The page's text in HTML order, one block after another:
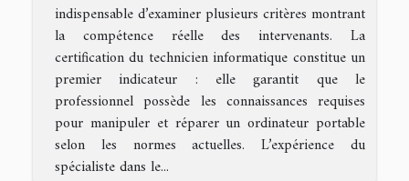
indispensable d’examiner plusieurs critères montrant
la compétence réelle des intervenants. La
certification du technicien informatique constitue un
premier indicateur : elle garantit que le
professionnel possède les connaissances requises
pour manipuler et réparer un ordinateur portable
selon les normes actuelles. L’expérience du
spécialiste dans le...